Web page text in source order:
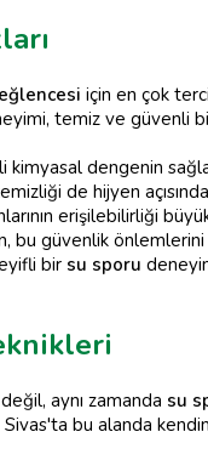
için en çok
temiz ve güvenli
dengenin
de hijyen
erişilebilirliği
bu güvenlik
bir su sporu
aynı zamanda su
bu alanda